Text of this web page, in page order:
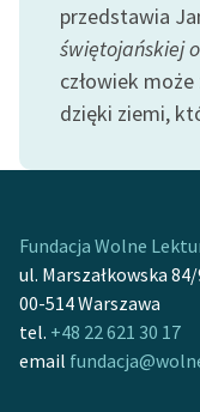
Materiały promocyjne
Polityka prywatności
Regulamin darowizn
Informacja o treściach
wrażliwych
przedstawia
świętojańskiej
człowiek
dzięki ziemi,
Fundacja Wolne
ul. Marszałkowska
00-514 Warszawa
tel. +48 22 621 30 17
email